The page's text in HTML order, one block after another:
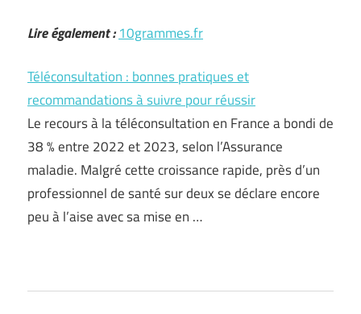
Lire également : 10grammes.fr
Téléconsultation : bonnes pratiques et
recommandations à suivre pour réussir
Le recours à la téléconsultation en France a bondi de
38 % entre 2022 et 2023, selon l’Assurance
maladie. Malgré cette croissance rapide, près d’un
professionnel de santé sur deux se déclare encore
peu à l’aise avec sa mise en …